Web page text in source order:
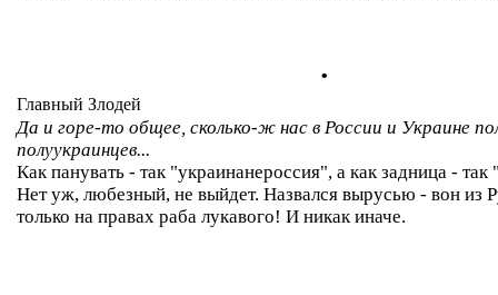
.
Главный Злодей
Да и горе-то общее, сколько-ж нас в России и Украине
полуукраинцев...
Как панувать - так "украинанероссия", а как задница -
Нет уж, любезный, не выйдет. Назвался вырусью - вон из
только на правах раба лукавого! И никак иначе.